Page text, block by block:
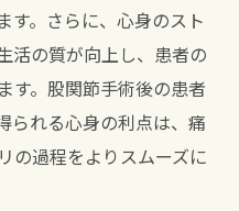
す。さらに、心身のスト
活の質が向上し、患者の
す。股関節手術後の患者
られる心身の利点は、痛
の過程をよりスムーズに